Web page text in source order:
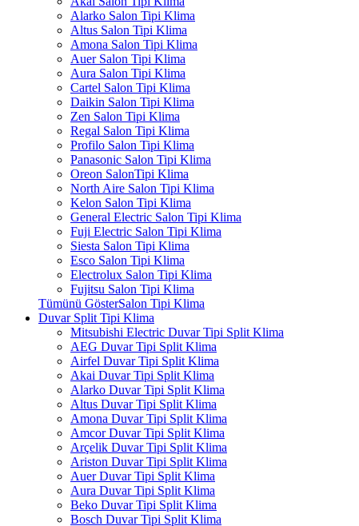
Alarko Salon Tipi Klima
Altus Salon Tipi Klima
Amona Salon Tipi Klima
Auer Salon Tipi Klima
Aura Salon Tipi Klima
Cartel Salon Tipi Klima
Daikin Salon Tipi Klima
Zen Salon Tipi Klima
Regal Salon Tipi Klima
Profilo Salon Tipi Klima
Panasonic Salon Tipi Klima
Oreon SalonTipi Klima
North Aire Salon Tipi Klima
Kelon Salon Tipi Klima
General Electric Salon Tipi Klima
Fuji Electric Salon Tipi Klima
Siesta Salon Tipi Klima
Esco Salon Tipi Klima
Electrolux Salon Tipi Klima
Fujitsu Salon Tipi Klima
Tümünü GösterSalon Tipi Klima
Duvar Split Tipi Klima
Mitsubishi Electric Duvar Tipi Split Klima
AEG Duvar Tipi Split Klima
Airfel Duvar Tipi Split Klima
Akai Duvar Tipi Split Klima
Alarko Duvar Tipi Split Klima
Altus Duvar Tipi Split Klima
Amona Duvar Tipi Split Klima
Amcor Duvar Tipi Split Klima
Arçelik Duvar Tipi Split Klima
Ariston Duvar Tipi Split Klima
Auer Duvar Tipi Split Klima
Aura Duvar Tipi Split Klima
Beko Duvar Tipi Split Klima
Bosch Duvar Tipi Split Klima